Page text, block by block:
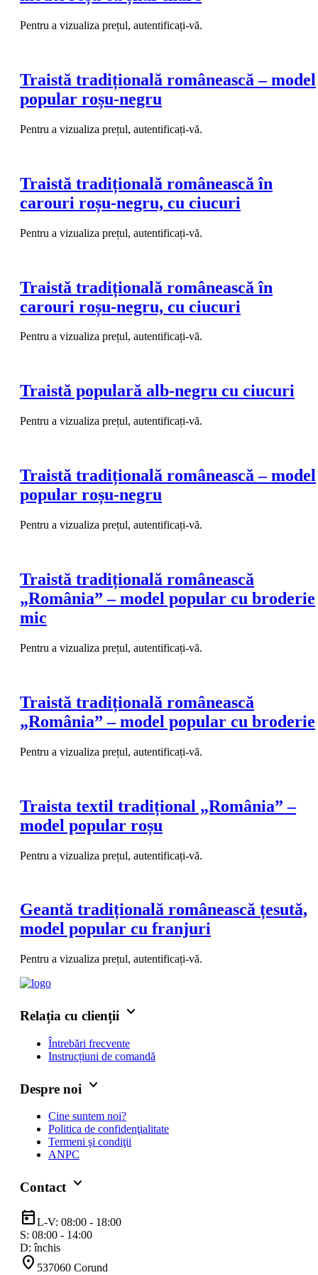
Pentru a vizualiza prețul, autentificați-vă.
Traistă tradițională românească – model
popular roșu-negru
Pentru a vizualiza prețul, autentificați-vă.
Traistă tradițională românească în
carouri roșu-negru, cu ciucuri
Pentru a vizualiza prețul, autentificați-vă.
Traistă tradițională românească în
carouri roșu-negru, cu ciucuri
Pentru a vizualiza prețul, autentificați-vă.
Traistă populară alb-negru cu ciucuri
Pentru a vizualiza prețul, autentificați-vă.
Traistă tradițională românească – model
popular roșu-negru
Pentru a vizualiza prețul, autentificați-vă.
Traistă tradițională românească
„România” – model popular cu broderie
mic
Pentru a vizualiza prețul, autentificați-vă.
Traistă tradițională românească
„România” – model popular cu broderie
Pentru a vizualiza prețul, autentificați-vă.
Traista textil tradițional „România” –
model popular roșu
Pentru a vizualiza prețul, autentificați-vă.
Geantă tradițională românească țesută,
model popular cu franjuri
Pentru a vizualiza prețul, autentificați-vă.
Relația cu clienții keyboard_arrow_down
Întrebări frecvente
Instrucțiuni de comandă
Despre noi keyboard_arrow_down
Cine suntem noi?
Politica de confidenţialitate
Termeni şi condiţii
ANPC
Contact keyboard_arrow_down
todayL-V: 08:00 - 18:00
S: 08:00 - 14:00
D: închis
location_on 537060 Corund